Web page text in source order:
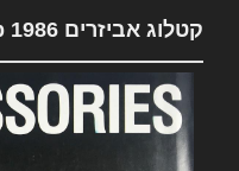
קטלוג אביזרים Jeep 1986